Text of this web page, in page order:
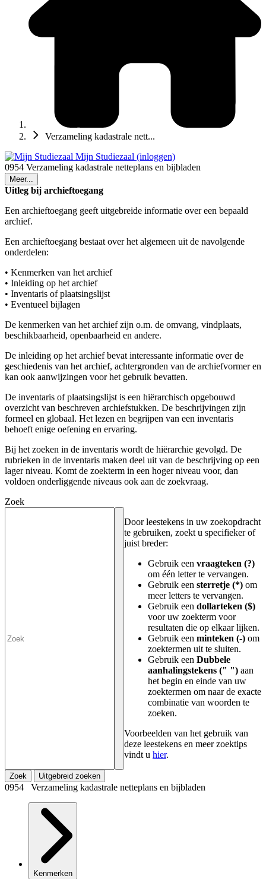
Verzameling kadastrale nett...
Mijn Studiezaal (inloggen)
0954 Verzameling kadastrale netteplans en bijbladen
Meer...
Uitleg bij archieftoegang
Een archieftoegang geeft uitgebreide informatie over een bepaald
archief.
Een archieftoegang bestaat over het algemeen uit de navolgende
onderdelen:
• Kenmerken van het archief
• Inleiding op het archief
• Inventaris of plaatsingslijst
• Eventueel bijlagen
De kenmerken van het archief zijn o.m. de omvang, vindplaats,
beschikbaarheid, openbaarheid en andere.
De inleiding op het archief bevat interessante informatie over de
geschiedenis van het archief, achtergronden van de archiefvormer en
kan ook aanwijzingen voor het gebruik bevatten.
De inventaris of plaatsingslijst is een hiërarchisch opgebouwd
overzicht van beschreven archiefstukken. De beschrijvingen zijn
formeel en globaal. Het lezen en begrijpen van een inventaris
behoeft enige oefening en ervaring.
Bij het zoeken in de inventaris wordt de hiërarchie gevolgd. De
rubrieken in de inventaris maken deel uit van de beschrijving op een
lager niveau. Komt de zoekterm in een hoger niveau voor, dan
voldoen onderliggende niveaus ook aan de zoekvraag.
Zoek
Door leestekens in uw zoekopdracht
te gebruiken, zoekt u specifieker of
juist breder:
Gebruik een vraagteken (?)
om één letter te vervangen.
Gebruik een sterretje (*) om
meer letters te vervangen.
Gebruik een dollarteken ($)
voor uw zoekterm voor
resultaten die op elkaar lijken.
Gebruik een minteken (-) om
zoektermen uit te sluiten.
Gebruik een Dubbele
aanhalingstekens (" ") aan
het begin en einde van uw
zoektermen om naar de exacte
combinatie van woorden te
zoeken.
Voorbeelden van het gebruik van
deze leestekens en meer zoektips
vindt u hier.
Zoek Uitgebreid zoeken
0954 Verzameling kadastrale netteplans en bijbladen
Kenmerken